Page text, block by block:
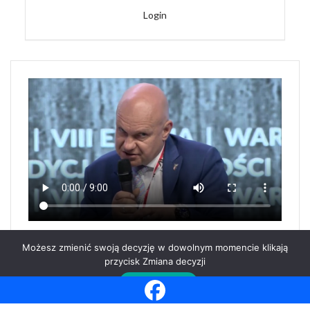
Login
Datenschutzerklärung
Poland Business Center World
Galazka Barbara
Możesz zmienić swoją decyzję w dowolnym momencie klikają
przycisk Zmiana decyzji
Zmiana decyzji